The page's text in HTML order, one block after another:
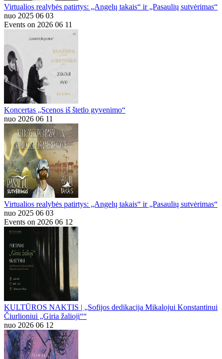
Virtualios realybės patirtys: „Angelų takais“ ir „Pasaulių sutvėrimas“
nuo 2025 06 03
Events on 2026 06 11
Koncertas „Scenos iš štetlo gyvenimo“
nuo 2026 06 11
Virtualios realybės patirtys: „Angelų takais“ ir „Pasaulių sutvėrimas“
nuo 2025 06 03
Events on 2026 06 12
KULTŪROS NAKTIS | „Sofijos dedikacija Mikalojui Konstantinui
Čiurlioniui „Giria žalioji““
nuo 2026 06 12